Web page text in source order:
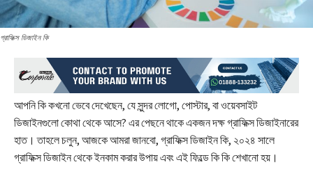
গ্রাফিক্স ডিজাইন কি
আপনি কি কখনো ভেবে দেখেছেন, যে সুন্দর লোগো, পোস্টার, বা ওয়েবসাইট
ডিজাইনগুলো কোথা থেকে আসে? এর পেছনে থাকে একজন দক্ষ গ্রাফিক্স ডিজাইনারের
হাত। তাহলে চলুন, আজকে আমরা জানবো, গ্রাফিক্স ডিজাইন কি, ২০২৪ সালে
গ্রাফিক্স ডিজাইন থেকে ইনকাম করার উপায় এবং এই ফিল্ডে কি কি শেখানো হয়।